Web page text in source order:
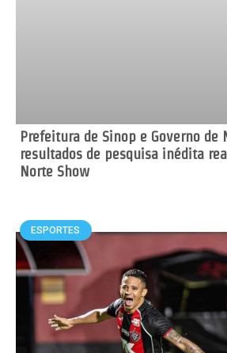
Prefeitura de Sinop e Governo de
resultados de pesquisa inédita
Norte Show
ESPORTES